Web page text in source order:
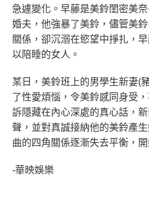
急遽變化。早藤是美鈴閨密美
婚夫，他強暴了美鈴，儘管美
關係，卻沉溺在慾望中掙扎，
以陪睡的女人。
某日，美鈴班上的男學生新妻(
了性愛煩惱，令美鈴感同身受
訴隱藏在內心深處的真心話，
聲，並對真誠接納他的美鈴產
曲的四角關係逐漸失去平衡，開
-華映娛樂